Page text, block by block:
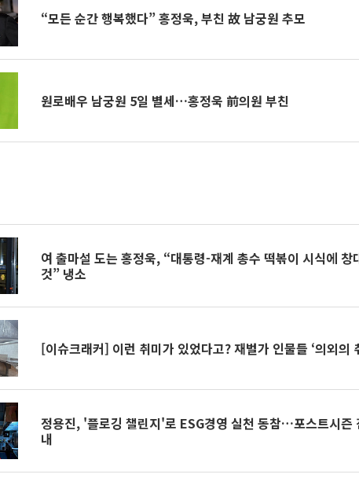
“모든 순간 행복했다” 홍정욱, 부친 故 남궁원 추모
원로배우 남궁원 5일 별세…홍정욱 前의원 부친
여 출마설 도는 홍정욱, “대통령-재계 총수 떡볶이 시식에 창
것” 냉소
[이슈크래커] 이런 취미가 있었다고? 재벌가 인물들 ‘의외의
정용진, '플로깅 챌린지'로 ESG경영 실천 동참…포스트시즌
내